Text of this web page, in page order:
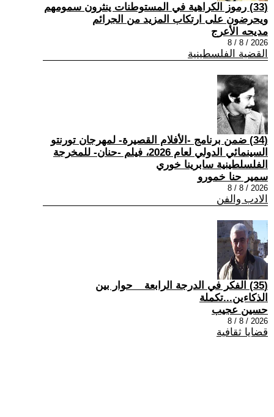
(33) رموز الكراهية في المستوطنات ينثرون سمومهم
ويحرضون على ارتكاب المزيد من الجرائم
مديحه الأعرج
2026 / 8 / 8
القضية الفلسطينية
(34) ضمن برنامج -الأفلام القصيرة- لمهرجان تورنتو
السينمائي الدولي لعام 2026، فيلم -حنان- للمخرجة
الفلسلطينية سابرينا خوري
سمير حنا خمورو
2026 / 8 / 8
الادب والفن
(35) الفكر في الدرجة الرابعة _ حوار بين
الذكاءين...تكملة
حسين عجيب
2026 / 8 / 8
قضايا ثقافية